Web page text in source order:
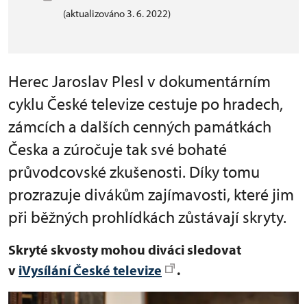
(aktualizováno 3. 6. 2022)
Herec Jaroslav Plesl v dokumentárním
cyklu České televize cestuje po hradech,
zámcích a dalších cenných památkách
Česka a zúročuje tak své bohaté
průvodcovské zkušenosti. Díky tomu
prozrazuje divákům zajímavosti, které jim
při běžných prohlídkách zůstávají skryty.
Skryté skvosty mohou diváci sledovat
v iVysílání České televize .